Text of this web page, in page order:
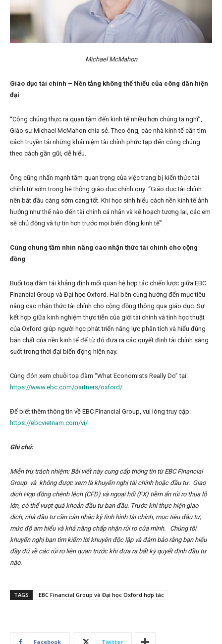
Michael McMahon
Giáo dục tài chính – Nền tảng không thể thiếu của công dân hiện
đại
“Công chúng thực ra quan tâm đến kinh tế nhiều hơn chúng ta nghĩ”,
Giáo sư Michael McMahon chia sẻ. Theo ông, các nhà kinh tế cần tìm
cách truyền tải những khái niệm tài chính phức tạp đến công chúng
theo cách gần gũi, dễ hiểu.
Ông cũng nhấn mạnh tầm quan trọng của việc trang bị kiến thức tài
chính từ sớm trong hệ thống giáo dục chính quy: “Giáo dục tài chính
nên bắt đầu càng sớm càng tốt. Khi học sinh hiểu cách nền kinh tế ảnh
hưởng như thế nào đến tài chính cá nhân và kế hoạch tương lai, các em
sẽ chủ động và tự tin hơn trước mọi biến động kinh tế”.
Cùng chung tầm nhìn nâng cao nhận thức tài chính cho cộng
đồng
Buổi toạ đàm tái khẳng định mối quan hệ hợp tác chiến lược giữa EBC
Financial Group và Đại học Oxford. Hai bên cùng hướng đến mục tiêu
nâng cao nhận thức tài chính cho cộng đồng thông qua giáo dục. Sự
kết hợp giữa kinh nghiệm thực tiễn của giới tài chính và tính học thuật
của Oxford giúp người học phát triển năng lực phân tích và hiểu đúng
bản chất của nền kinh tế để từ đó đưa ra các quyết định tài chính sáng
suốt trong thời đại biến động hiện nay.
Cùng đón xem chuỗi toạ đàm “What Economists Really Do” tại:
https://www.ebc.com/partners/oxford/.
Để biết thêm thông tin về EBC Financial Group, vui lòng truy cập:
https://ebcvietnam.com/vi/
Ghi chú:
Miễn trừ trách nhiệm: Bài viết này cung cấp thông tin từ EBC Financial
Group và không được xem là khuyến nghị tài chính hoặc đầu tư. Giao
dịch Hợp đồng chênh lệch (CFD) và ngoại hối (FX) tiềm ẩn rủi ro thua lỗ
lớn, có thể vượt quá khoản đầu tư ban đầu. Trước khi thực hiện giao
dịch, nhà đầu tư cần cân nhắc kỹ tình hình tài chính, mục tiêu đầu tư,
mức độ am hiểu và khả năng chấp nhận rủi ro của mình. Chúng tôi
khuyến nghị bạn tìm kiếm lời khuyên độc lập và đảm bảo rằng bạn hiểu
đầy đủ về các rủi ro liên quan trước khi đưa ra bất kỳ quyết định đầu tư
nào.
TAGS EBC Financial Group và Đại học Oxford hợp tác
Facebook Twitter